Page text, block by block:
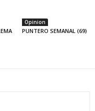
Opinion
PUNTERO SEMANAL (69)